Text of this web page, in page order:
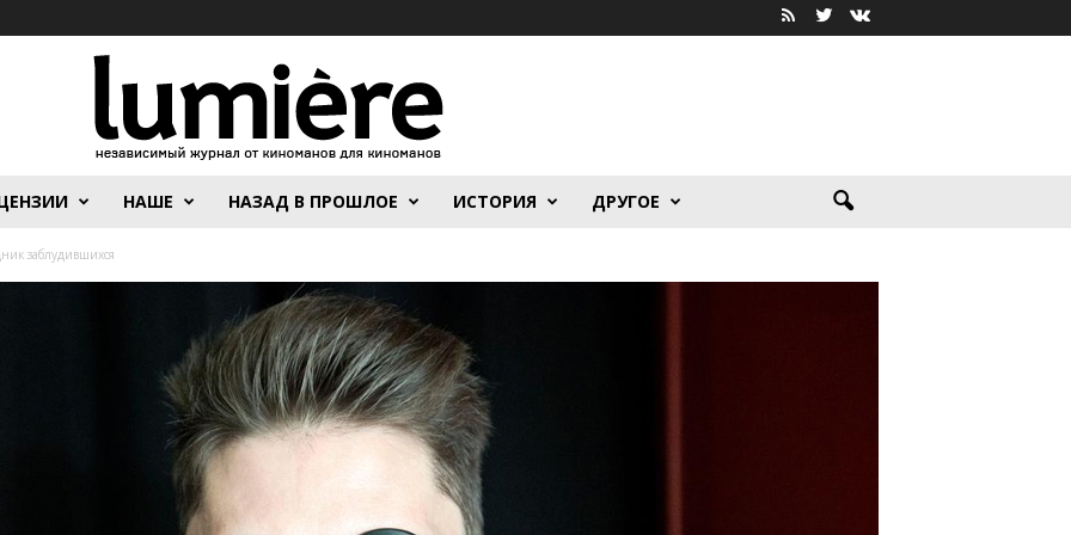
НАШЕ НАЗАД В ПРОШЛОЕ ИСТОРИЯ ДРУГОЕ
заблудившихся